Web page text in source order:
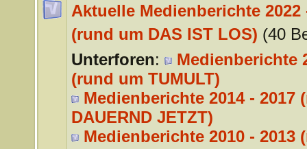
Aktuelle Medienberichte 2022
(rund um DAS IST LOS) (40
Unterforen:
Medienberichte
(rund um TUMULT)
Medienberichte 2014 - 2017
DAUERND JETZT)
Medienberichte 2010 - 2013